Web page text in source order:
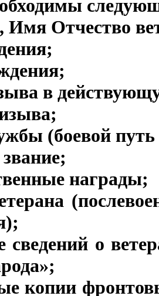
Отчество
в
(боевой путь
награды;
сведений о
копии